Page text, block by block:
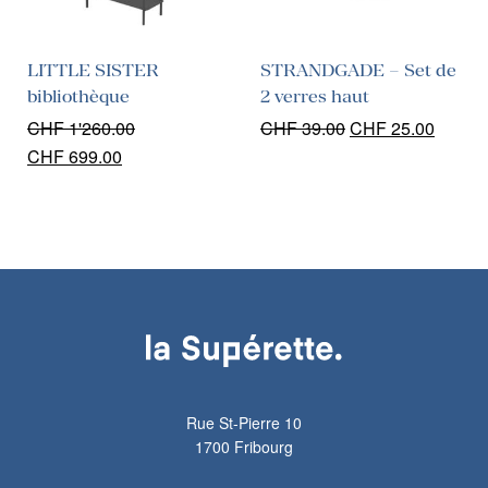
LITTLE SISTER
bibliothèque
CHF1'260.00
Le
CHF 1'260.00.
CHF699.00
CHF 699.00.
STRANDGADE – Set de
2 verres haut
CHF39.00Le
CHF25.00
Rue St-Pierre 10
1700 Fribourg